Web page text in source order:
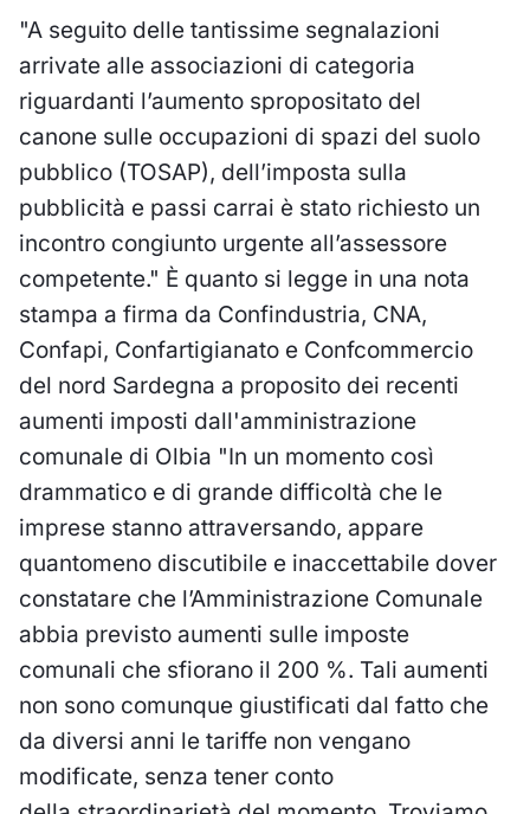
"A seguito delle tantissime segnalazioni
arrivate alle associazioni di categoria
riguardanti l’aumento spropositato del
canone sulle occupazioni di spazi del suolo
pubblico (TOSAP), dell’imposta sulla
pubblicità e passi carrai è stato richiesto un
incontro congiunto urgente all’assessore
competente." È quanto si legge in una nota
stampa a firma da Confindustria, CNA,
Confapi, Confartigianato e Confcommercio
del nord Sardegna a proposito dei recenti
aumenti imposti dall'amministrazione
comunale di Olbia "In un momento così
drammatico e di grande difficoltà che le
imprese stanno attraversando, appare
quantomeno discutibile e inaccettabile dover
constatare che l’Amministrazione Comunale
abbia previsto aumenti sulle imposte
comunali che sfiorano il 200 %. Tali aumenti
non sono comunque giustificati dal fatto che
da diversi anni le tariffe non vengano
modificate, senza tener conto